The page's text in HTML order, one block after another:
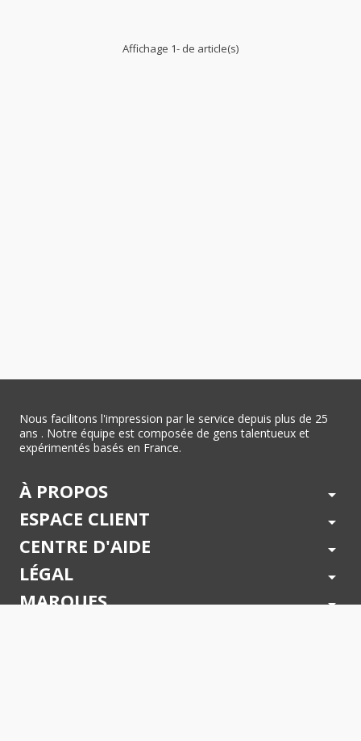
Affichage 1- de article(s)
Nous facilitons l'impression par le service depuis plus de 25
ans . Notre équipe est composée de gens talentueux et
expérimentés basés en France.
À PROPOS arrow_drop_down
ESPACE CLIENT arrow_drop_down
CENTRE D'AIDE arrow_drop_down
LÉGAL arrow_drop_down
MARQUES arrow_drop_down